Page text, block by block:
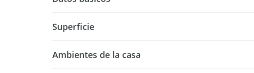
Superficie
Ambientes de la casa